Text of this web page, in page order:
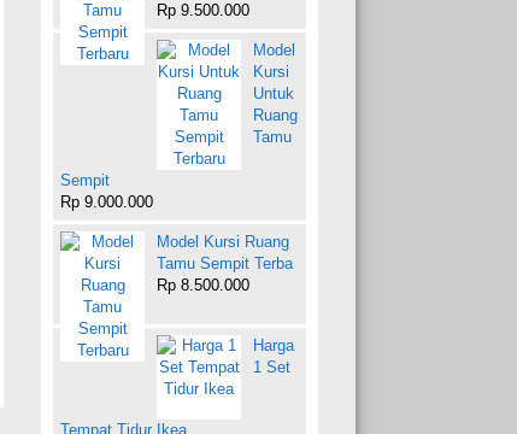
Rp 9.500.000
Model
Kursi
Untuk
Ruang
Tamu
Sempit
Rp 9.000.000
Model Kursi Ruang
Tamu Sempit Terba
Rp 8.500.000
Harga
1 Set
Tempat Tidur Ikea